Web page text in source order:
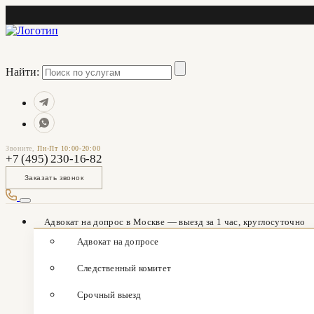
Найти:
Звоните,Пн-Пт 10:00-20:00
+7 (495) 230-16-82
Заказать звонок
Адвокат на допрос в Москве — выезд за 1 час, круглосуточно
Адвокат на допросе
Следственный комитет
Срочный выезд